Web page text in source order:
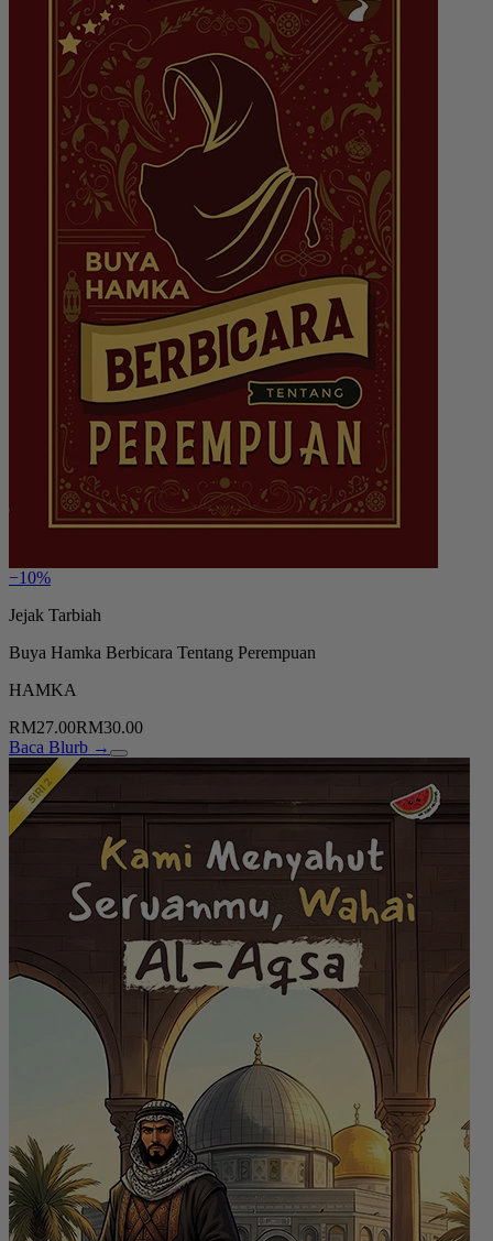
−10%
Jejak Tarbiah
Buya Hamka Berbicara Tentang Perempuan
HAMKA
RM27.00RM30.00
Baca Blurb →